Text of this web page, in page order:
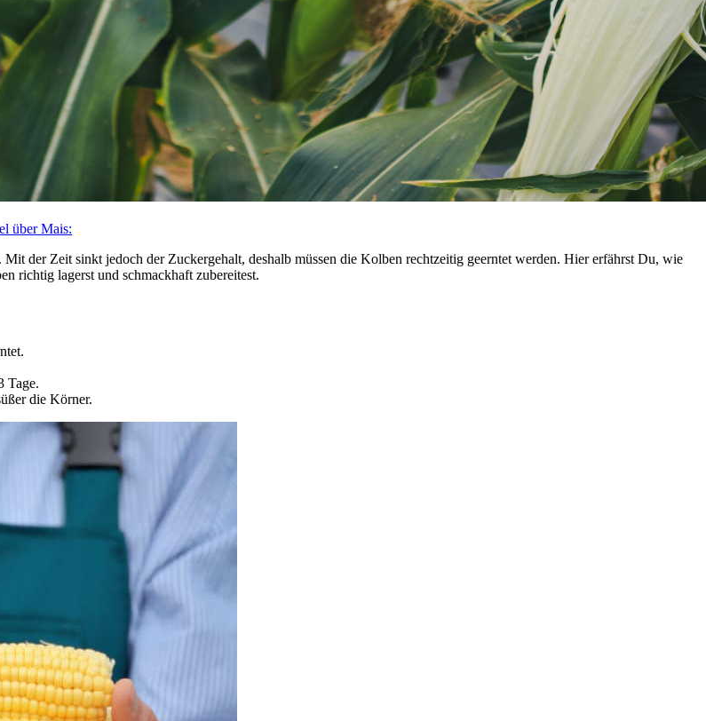
über Mais:
der Zeit sinkt jedoch der Zuckergehalt, deshalb müssen die Kolben rechtzeitig geerntet werden. Hier erfährst Du, wie
richtig lagerst und schmackhaft zubereitest.
Tage.
die Körner.